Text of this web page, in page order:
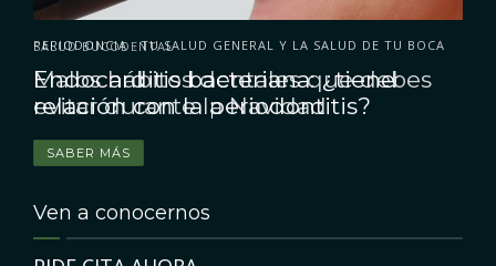
PERIODONCIA • TU SALUD GENERAL Y LA SALUD DE TU BOCA
Endocarditis bacteriana: ¿tiene
relación con la periodontitis?
SABER MÁS
Ven a conocernos